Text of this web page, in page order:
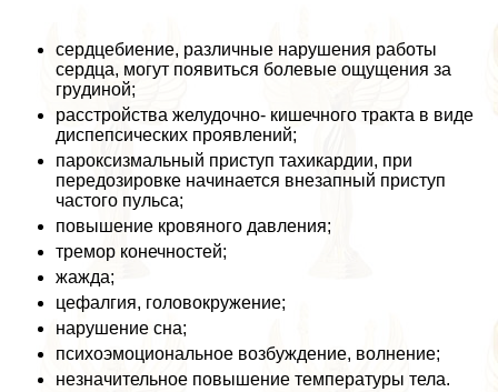
сердцебиение, различные нарушения работы
сердца, могут появиться болевые ощущения за
гpyдиной;
расстройства желудочно- кишечного тpaкта в виде
диспепсических проявлений;
пароксизмальный приступ тахикардии, при
передозировке начинается внезапный приступ
частого пульса;
повышение кровяного давления;
тремор конечностей;
жажда;
цефалгия, головокружение;
нарушение сна;
психоэмоциональное возбуждение, волнение;
незначительное повышение температуры тела.